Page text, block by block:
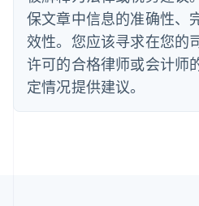
保文章中信息的准确性、
效性。您应该寻求在您的
许可的合格律师或会计师
定情况提供建议。
DeutschEnglish
法国
FrançaisEnglish
芬兰
EnglishSvenska